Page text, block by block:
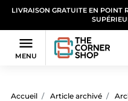
LIVRAISON GRATUITE EN POINT

MENU
Accueil Article archivé